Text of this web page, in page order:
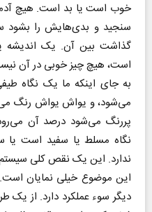
خوب است یا بد است. هیچ
سنجید و بدی‌هایش را بشود
گذاشت بین آن. یک اندیشه
است، هیچ چیز خوبی در آن
به جای اینکه ما یک نگاه
می‌شود، و یواش یواش رنگ
پررنگ می‌شود درصد آن
نگاه مسلط یا سفید است
ندارد. این یک نقص کلی
این موضوع خیلی نمایان
دیگر سوء عملکرد دارد. از یک